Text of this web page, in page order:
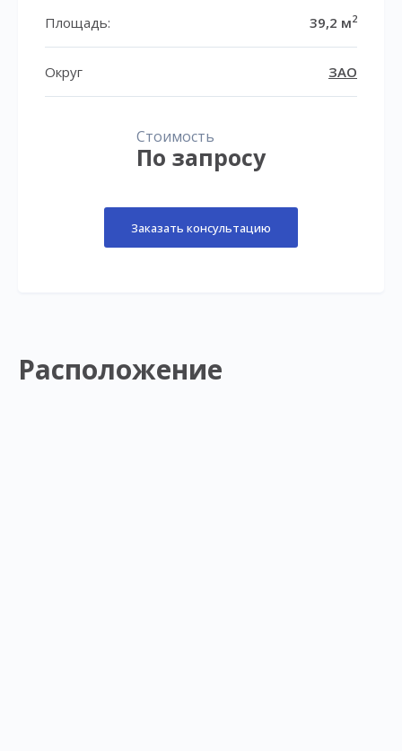
Площадь: 39,2 м2
Округ ЗАО
Стоимость
По запросу
Заказать консультацию
Расположение